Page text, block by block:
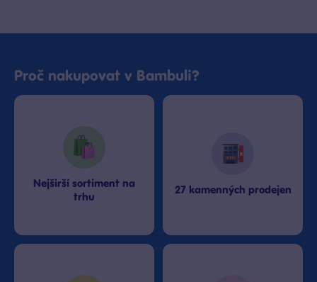
Proč nakupovat v Bambuli?
Nejširší sortiment na
trhu
27 kamenných prodejen